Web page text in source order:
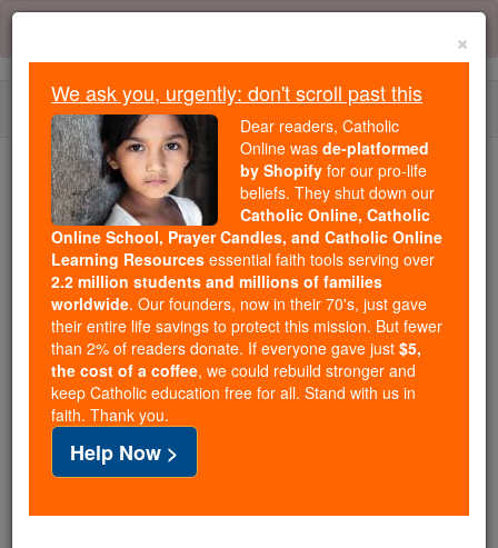
Skip
content
Trending:
Daily Reading for Thursday, October ...
Today's Reading The Mysteries of the Rosary
Tobit - Capítulo 9
Tobit ⌄ Chapter 9 ⌄
Em seguida, virou-se para Raphael Tobias .
×
We ask you, urgently: don't scroll past this
Dear readers, Catholic
Online was de-platformed
by Shopify for our pro-life
beliefs. They shut down our
Catholic Online, Catholic
Online School, Prayer Candles, and Catholic Online
Learning Resources essential faith tools serving over
2.2 million students and millions of families
worldwide. Our founders, now in their 70's, just gave
their entire life savings to protect this mission. But fewer
than 2% of readers donate. If everyone gave just $5,
the cost of a coffee, we could rebuild stronger and
keep Catholic education free for all. Stand with us in
faith. Thank you.
Help Now >